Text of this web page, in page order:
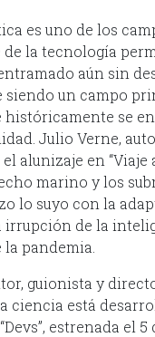
es uno de los
de la tecnología
aún sin
siendo un campo
se
Julio Verne,
alunizaje en
marino y los
lo suyo con la
irrupción de la
pandemia.
guionista y
ciencia está
estrenada el